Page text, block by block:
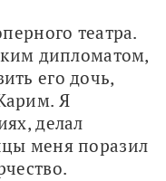
театра.
дипломатом,
его дочь,
Я
делал
меня поразил